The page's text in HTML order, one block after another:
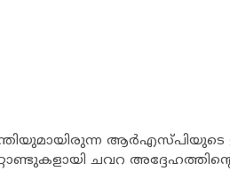
ചവറ അദ്ദേഹത്തിന്‍റെ